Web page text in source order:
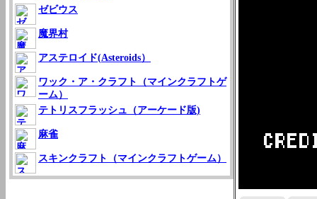
ゼビウス
魔界村
アステロイド(Asteroids）
ワック・ア・クラフト（マインクラフトゲ
ーム）
テトリスフラッシュ（アーケード版)
麻雀
スキンクラフト（マインクラフトゲーム）